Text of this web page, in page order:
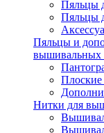
Пяльцы
Пяльцы
Пяльцы и
вышивальных
Плоские
Нитки для